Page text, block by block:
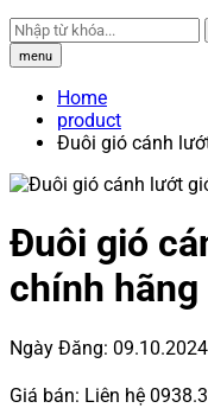
menu
Home
product
Đuôi gió cánh
Đuôi gió
chính hãng
Ngày Đăng: 09.10.2024
Giá bán: Liên hệ